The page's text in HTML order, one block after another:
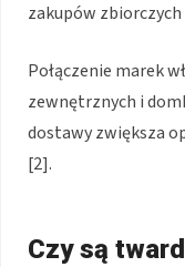
zakupów zbiorczych
Połączenie marek
zewnętrznych i
dostawy zwiększa
[2].
Czy są